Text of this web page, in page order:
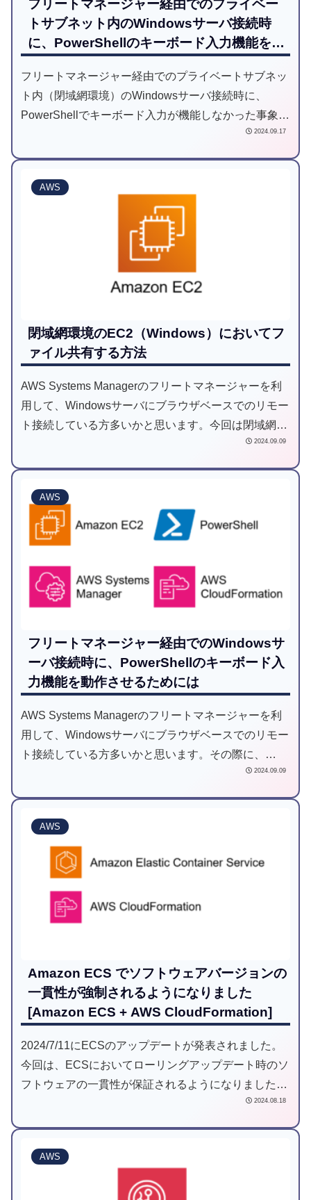
フリートマネージャー経由でのプライベー
トサブネット内のWindowsサーバ接続時
に、PowerShellのキーボード入力機能を動
フリートマネージャー経由でのプライベートサブネッ
ト内（閉域網環境）のWindowsサーバ接続時に、
PowerShellでキーボード入力が機能しなかった事象が
2024.09.17
AWS
閉域網環境のEC2（Windows）においてフ
ァイル共有する方法
AWS Systems Managerのフリートマネージャーを利
用して、Windowsサーバにブラウザベースでのリモー
ト接続している方多いかと思います。今回は閉域網環
境において、ローカル-サーバ間においてファイル共
2024.09.09
AWS
フリートマネージャー経由でのWindowsサ
ーバ接続時に、PowerShellのキーボード入
力機能を動作させるためには
AWS Systems Managerのフリートマネージャーを利
用して、Windowsサーバにブラウザベースでのリモー
ト接続している方多いかと思います。その際に、
PowerShellでキーボード入力が機能しなかった事象が
2024.09.09
AWS
Amazon ECS でソフトウェアバージョンの
一貫性が強制されるようになりました
[Amazon ECS + AWS CloudFormation]
2024/7/11にECSのアップデートが発表されました。
今回は、ECSにおいてローリングアップデート時のソ
フトウェアの一貫性が保証されるようになりましたの
2024.08.18
AWS